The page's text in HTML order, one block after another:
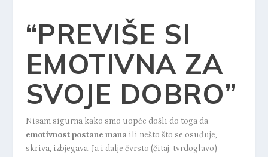
“PREVIŠE SI
EMOTIVNA ZA
SVOJE DOBRO”
Nisam sigurna kako smo uopće došli do toga da
emotivnost postane manaili nešto što se osuđuje,
skriva, izbjegava. Ja i dalje čvrsto (čitaj: tvrdoglavo)